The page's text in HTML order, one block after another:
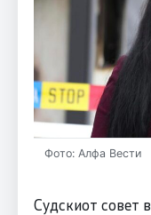
Фото: Алфа Вести
Судскиот совет